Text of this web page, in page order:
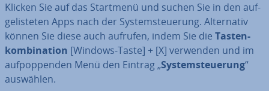
Klicken Sie auf das Startmenü und suchen Sie in den auf­
ge­lis­te­ten Apps nach der Sys­tem­steue­rung. Al­ter­na­tiv
können Sie diese auch aufrufen, indem Sie die Tas­ten­
kom­bi­na­ti­on [Windows-Taste] + [X] verwenden und im
auf­pop­pen­den Menü den Eintrag „Sys­tem­steue­rung“
auswählen.